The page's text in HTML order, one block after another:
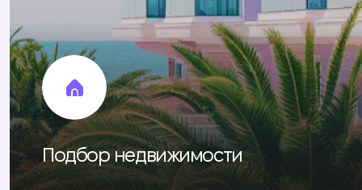
Подбор недвижимости